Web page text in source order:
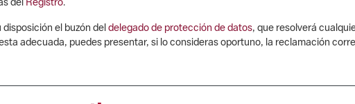
el buzón deldelegado de protección de datos, que resolverá
adecuada, puedes presentar, si lo consideras oportuno, la reclamación